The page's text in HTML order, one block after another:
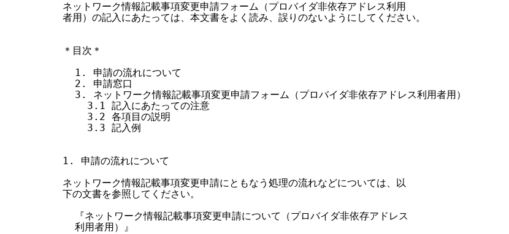
ネットワーク情報記載事項変更申請フォーム（プロバイダ非依存アドレス利用
者用）の記入にあたっては、本文書をよく読み、誤りのないようにしてください。
＊目次＊
  1. 申請の流れについて
  2. 申請窓口
  3. ネットワーク情報記載事項変更申請フォーム（プロバイダ非依存アドレス利用者用）
    3.1 記入にあたっての注意
    3.2 各項目の説明
    3.3 記入例
1. 申請の流れについて
ネットワーク情報記載事項変更申請にともなう処理の流れなどについては、以
下の文書を参照してください。
  『ネットワーク情報記載事項変更申請について（プロバイダ非依存アドレス
  利用者用）』